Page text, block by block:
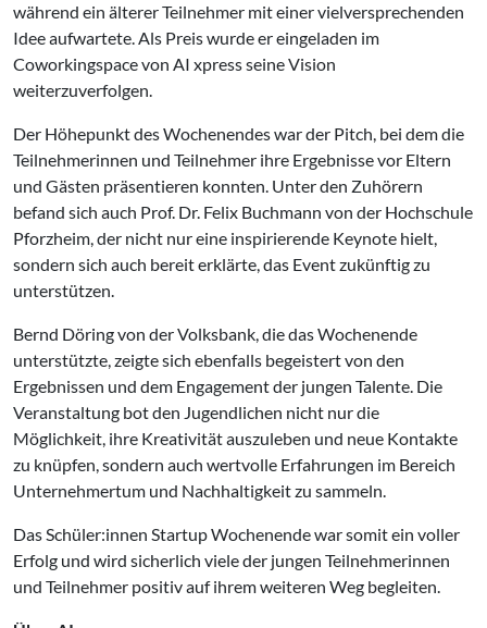
während ein älterer Teilnehmer mit einer vielversprechenden
Idee aufwartete. Als Preis wurde er eingeladen im
Coworkingspace von AI xpress seine Vision
weiterzuverfolgen.
Der Höhepunkt des Wochenendes war der Pitch, bei dem die
Teilnehmerinnen und Teilnehmer ihre Ergebnisse vor Eltern
und Gästen präsentieren konnten. Unter den Zuhörern
befand sich auch Prof. Dr. Felix Buchmann von der Hochschule
Pforzheim, der nicht nur eine inspirierende Keynote hielt,
sondern sich auch bereit erklärte, das Event zukünftig zu
unterstützen.
Bernd Döring von der Volksbank, die das Wochenende
unterstützte, zeigte sich ebenfalls begeistert von den
Ergebnissen und dem Engagement der jungen Talente. Die
Veranstaltung bot den Jugendlichen nicht nur die
Möglichkeit, ihre Kreativität auszuleben und neue Kontakte
zu knüpfen, sondern auch wertvolle Erfahrungen im Bereich
Unternehmertum und Nachhaltigkeit zu sammeln.
Das Schüler:innen Startup Wochenende war somit ein voller
Erfolg und wird sicherlich viele der jungen Teilnehmerinnen
und Teilnehmer positiv auf ihrem weiteren Weg begleiten.